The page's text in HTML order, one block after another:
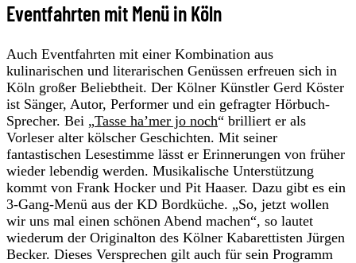
Eventfahrten mit Menü in Köln
Auch Eventfahrten mit einer Kombination aus
kulinarischen und literarischen Genüssen erfreuen sich in
Köln großer Beliebtheit. Der Kölner Künstler Gerd Köster
ist Sänger, Autor, Performer und ein gefragter Hörbuch-
Sprecher. Bei „Tasse ha’mer jo noch“ brilliert er als
Vorleser alter kölscher Geschichten. Mit seiner
fantastischen Lesestimme lässt er Erinnerungen von früher
wieder lebendig werden. Musikalische Unterstützung
kommt von Frank Hocker und Pit Haaser. Dazu gibt es ein
3-Gang-Menü aus der KD Bordküche. „So, jetzt wollen
wir uns mal einen schönen Abend machen“, so lautet
wiederum der Originalton des Kölner Kabarettisten Jürgen
Becker. Dieses Versprechen gilt auch für sein Programm